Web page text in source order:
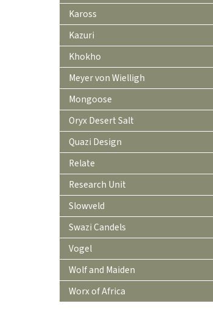
Kaross
Kazuri
Khokho
Meyer von Wielligh
Mongoose
Oryx Desert Salt
Quazi Design
Relate
Research Unit
Slowveld
Swazi Candels
Vogel
Wolf and Maiden
Worx of Africa